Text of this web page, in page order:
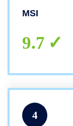
M.2 PCIe
MSI
9.7
4